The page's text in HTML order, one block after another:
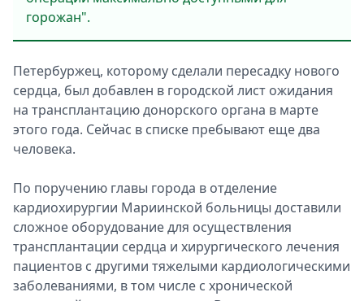
горожан".
Петербуржец, которому сделали пересадку нового
сердца, был добавлен в городской лист ожидания
на трансплантацию донорского органа в марте
этого года. Сейчас в списке пребывают еще два
человека.
По поручению главы города в отделение
кардиохирургии Мариинской больницы доставили
сложное оборудование для осуществления
трансплантации сердца и хирургического лечения
пациентов с другими тяжелыми кардиологическими
заболеваниями, в том числе с хронической